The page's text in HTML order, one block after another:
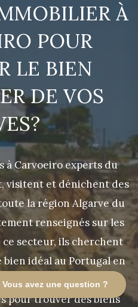
Vous avez une question ?
À
POUR
LE BIEN
DE VOS
à Carvoeiro experts du
visitent et dénichent des
la région Algarve du
renseignés sur les
ce secteur, ils cherchent
idéal au Portugal en
de confiance et les
pour trouver des biens